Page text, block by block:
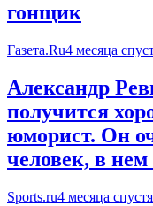
гонщик
Газета.Ru4 месяца
Александр
получится
юморист. Он
человек, в нем
Sports.ru4 месяца спустя